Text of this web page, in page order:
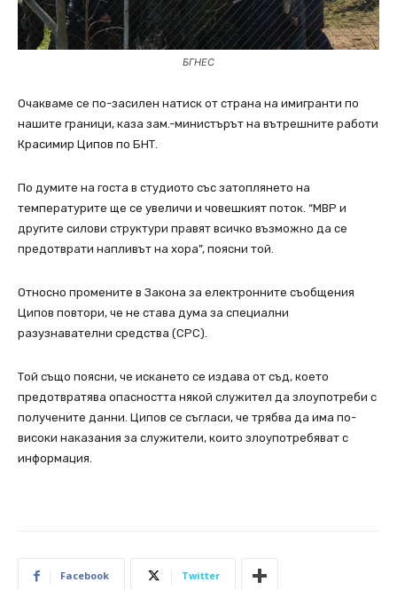
БГНЕС
Очакваме се по-засилен натиск от страна на имигранти по
нашите граници, каза зам.-министърът на вътрешните работи
Красимир Ципов по БНТ.
По думите на госта в студиото със затоплянето на
температурите ще се увеличи и човешкият поток. “МВР и
другите силови структури правят всичко възможно да се
предотврати напливът на хора”, поясни той.
Относно промените в Закона за електронните съобщения
Ципов повтори, че не става дума за специални
разузнавателни средства (СРС).
Той също поясни, че искането се издава от съд, което
предотвратява опасността някой служител да злоупотреби с
получените данни. Ципов се съгласи, че трябва да има по-
високи наказания за служители, които злоупотребяват с
информация.
Facebook Twitter